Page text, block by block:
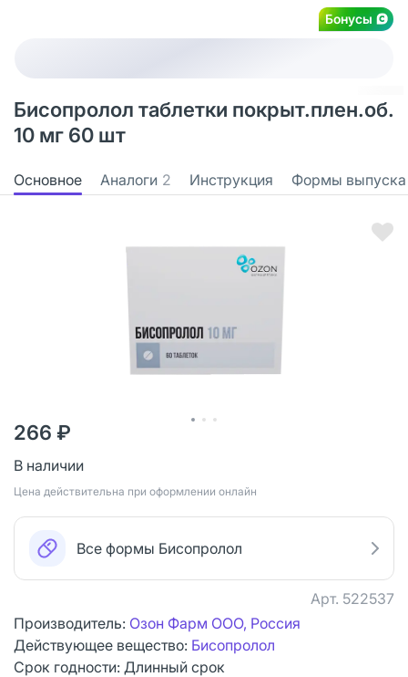
Бонусы
Бисопролол таблетки покрыт.плен.об.
10 мг 60 шт
Основное Аналоги 2 Инструкция Формы выпуска
266 ₽
В наличии
Цена действительна при оформлении онлайн
Все формы Бисопролол
Арт. 522537
Производитель: Озон Фарм ООО, Россия
Действующее вещество: Бисопролол
Срок годности: Длинный срок